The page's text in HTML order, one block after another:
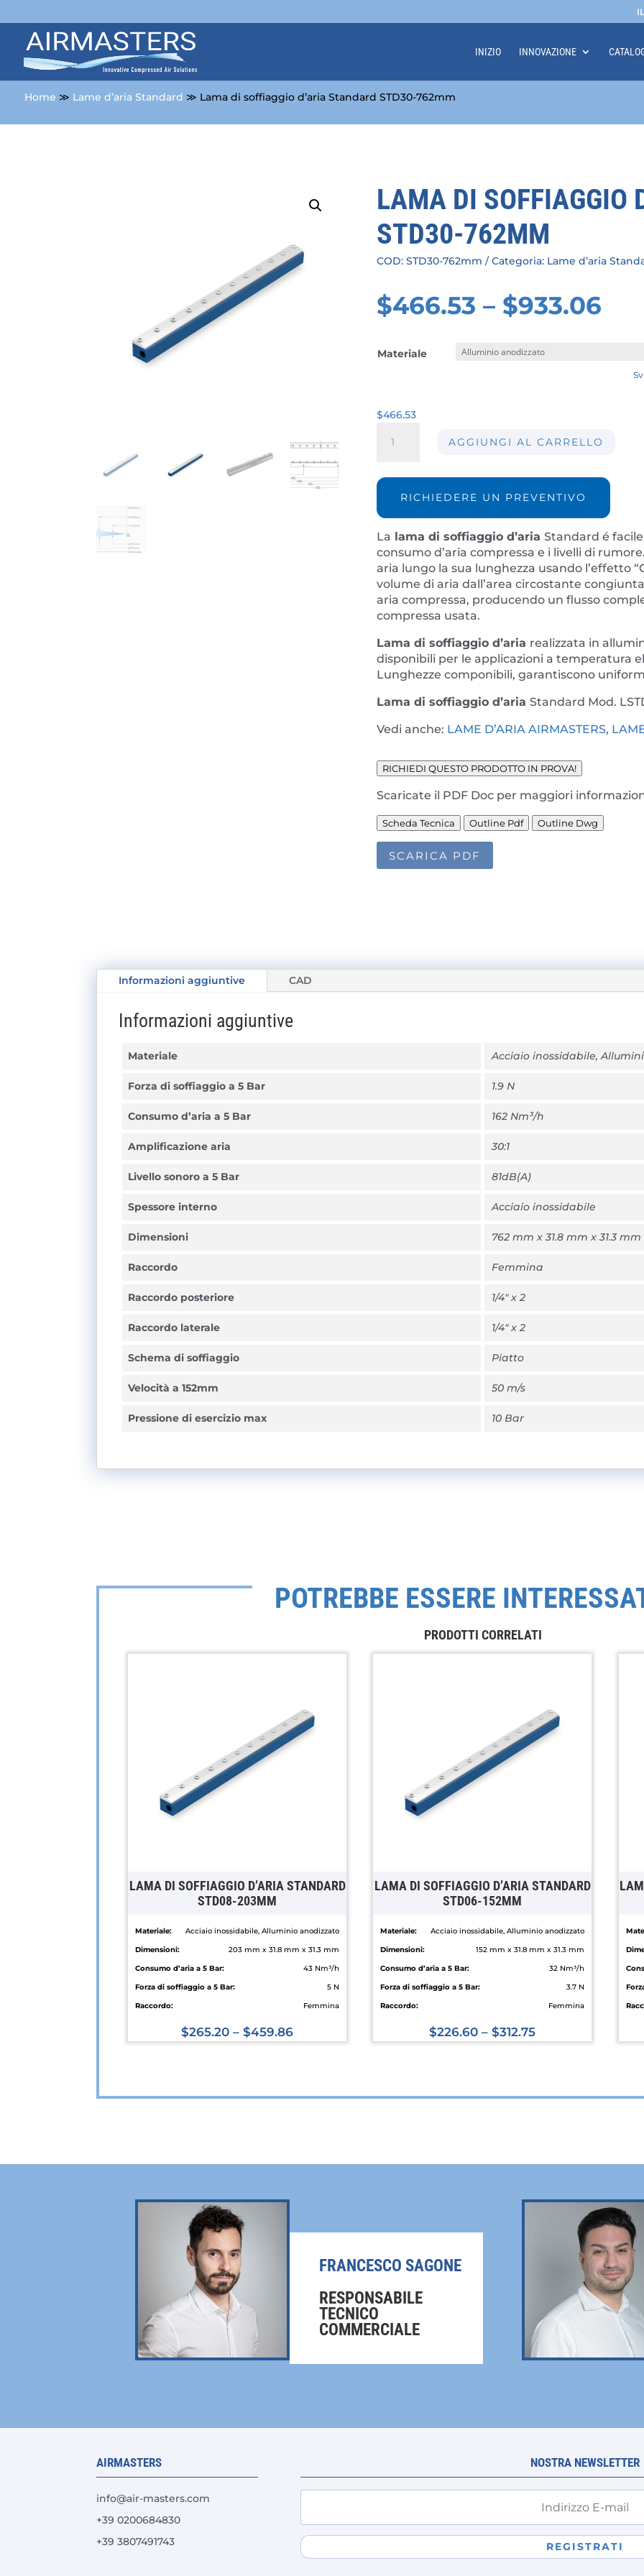
INIZIO INNOVAZIONE
Home ≫ Lame d’aria Standard ≫ Lama di soffiaggio d’aria Standard STD30-762mm
LAMA DI SOFFIAGGIO
STD30-762MM
COD: STD30-762mm Categoria: Lame d’aria
$466.53 – $933.06
Materiale
$466.53
d'aria
Standard
STD30-
quantità
AGGIUNGI AL CARRELLO
RICHIEDERE UN PREVENTIVO
La lama di soffiaggio d’aria Standard é
consumo d’aria compressa e i livelli di
aria lungo la sua lunghezza usando l’effetto
volume di aria dall’area circostante
aria compressa, producendo un flusso
compressa usata.
Lama di soffiaggio d’aria realizzata in
disponibili per le applicazioni a temperatura
Lunghezze componibili, garantiscono
Lama di soffiaggio d’aria Standard Mod.
Vedi anche: LAME D’ARIA AIRMASTERS,
RICHIEDI QUESTO PRODOTTO IN PROVA!
Scaricate il PDF Doc per maggiori
Scheda Tecnica Outline Pdf Outline Dwg
SCARICA PDF
Informazioni aggiuntive CAD
Informazioni aggiuntive
Materiale Acciaio inossidabile,
Forza di soffiaggio a 5 Bar 1.9 N
Consumo d’aria a 5 Bar 162 Nm³/h
Amplificazione aria 30:1
Livello sonoro a 5 Bar 81dB(A)
Spessore interno Acciaio inossidabile
Dimensioni 762 mm x 31.8 mm x 31.3 mm
Raccordo Femmina
Raccordo posteriore 1/4" x 2
Raccordo laterale 1/4" x 2
Schema di soffiaggio Piatto
Velocità a 152mm 50 m/s
Pressione di esercizio max 10 Bar
POTREBBE ESSERE
PRODOTTI CORRELATI
LAMA DI SOFFIAGGIO D’ARIA STANDARD
STD08-203MM
Materiale:
Acciaio inossidabile, Alluminio anodizzato
Dimensioni:
203 mm x 31.8 mm x 31.3 mm
Consumo d’aria a 5 Bar:
43 Nm³/h
Forza di soffiaggio a 5 Bar:
5 N
Raccordo:
Femmina
$265.20 –$459.86
opzioni
essere
scelte
nella
pagina
del
LAMA DI SOFFIAGGIO D’ARIA STANDARD
STD06-152MM
Materiale:
Acciaio inossidabile, Alluminio anodizzato
Dimensioni:
152 mm x 31.8 mm x 31.3 mm
Consumo d’aria a 5 Bar:
32 Nm³/h
Forza di soffiaggio a 5 Bar:
3.7 N
Raccordo:
Femmina
$226.60 –$312.75
opzioni
nella
FRANCESCO SAGONE
RESPONSABILE
TECNICO
COMMERCIALE
AIRMASTERS
info@air-masters.com
+39 0200684830
+39 3807491743
NOSTRA NEWSLETTER
REGISTRATI